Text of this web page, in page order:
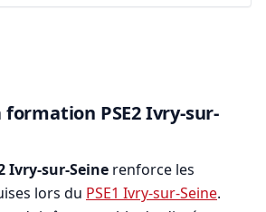
PSE2 Ivry-sur-
Ivry-sur-Seine renforce les
lors du PSE1 Ivry-sur-Seine.